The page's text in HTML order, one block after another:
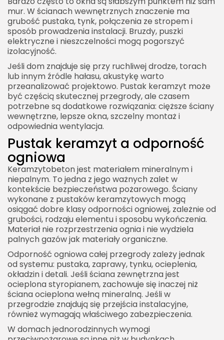
mur. W ścianach wewnętrznych znaczenie ma
grubość pustaka, tynk, połączenia ze stropem i
sposób prowadzenia instalacji. Bruzdy, puszki
elektryczne i nieszczelności mogą pogorszyć
izolacyjność.
Jeśli dom znajduje się przy ruchliwej drodze, torach
lub innym źródle hałasu, akustykę warto
przeanalizować projektowo. Pustak keramzyt może
być częścią skutecznej przegrody, ale czasem
potrzebne są dodatkowe rozwiązania: cięższe ściany
wewnętrzne, lepsze okna, szczelny montaż i
odpowiednia wentylacja.
Pustak keramzyt a odporność
ogniowa
Keramzytobeton jest materiałem mineralnym i
niepalnym. To jedna z jego ważnych zalet w
kontekście bezpieczeństwa pożarowego. Ściany
wykonane z pustaków keramzytowych mogą
osiągać dobre klasy odporności ogniowej, zależnie od
grubości, rodzaju elementu i sposobu wykończenia.
Materiał nie rozprzestrzenia ognia i nie wydziela
palnych gazów jak materiały organiczne.
Odporność ogniowa całej przegrody zależy jednak
od systemu: pustaka, zaprawy, tynku, ocieplenia,
okładzin i detali. Jeśli ściana zewnętrzna jest
ocieplona styropianem, zachowuje się inaczej niż
ściana ocieplona wełną mineralną. Jeśli w
przegrodzie znajdują się przejścia instalacyjne,
również wymagają właściwego zabezpieczenia.
W domach jednorodzinnych wymogi